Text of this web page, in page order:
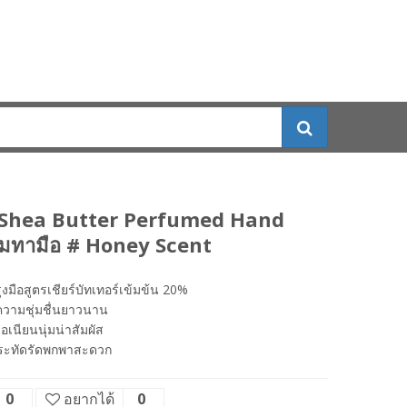
Butter Perfumed Hand
ทามือ # Honey Scent
มือสูตรเชียร์บัทเทอร์เข้มข้น 20%
วามชุ่มชื่นยาวนาน
เนียนนุ่มน่าสัมผัส
ทัดรัดพกพาสะดวก
0 อยากได้ 0